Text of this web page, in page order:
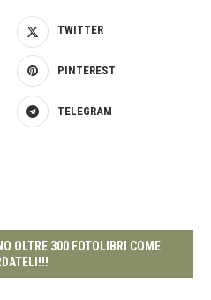
TWITTER
PINTEREST
TELEGRAM
OLTRE 300 FOTOLIBRI COME